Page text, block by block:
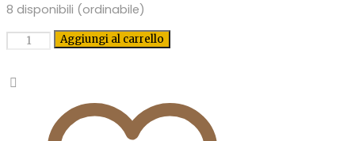
8 disponibili (ordinabile)
Quantità Aggiungi al carrello